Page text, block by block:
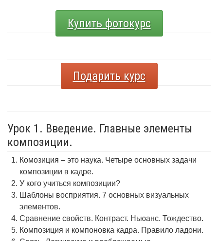
Купить фотокурс
Подарить курс
Урок 1. Введение. Главные элементы
композиции.
Комозиция – это наука. Четыре основных задачи
композиции в кадре.
У кого учиться композиции?
Шаблоны восприятия. 7 основных визуальных
элементов.
Сравнение свойств. Контраст. Ньюанс. Тождество.
Композиция и компоновка кадра. Правило ладони.